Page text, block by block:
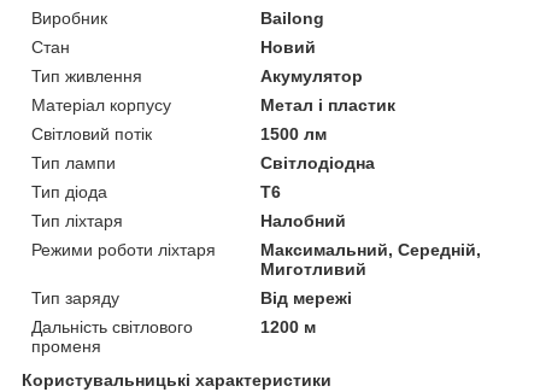
Виробник
Bailong
Стан
Новий
Тип живлення
Акумулятор
Матеріал корпусу
Метал і пластик
Світловий потік
1500 лм
Тип лампи
Світлодіодна
Тип діода
T6
Тип ліхтаря
Налобний
Режими роботи ліхтаря
Максимальний, Середній,
Миготливий
Тип заряду
Від мережі
Дальність світлового
променя
1200 м
Користувальницькі характеристики